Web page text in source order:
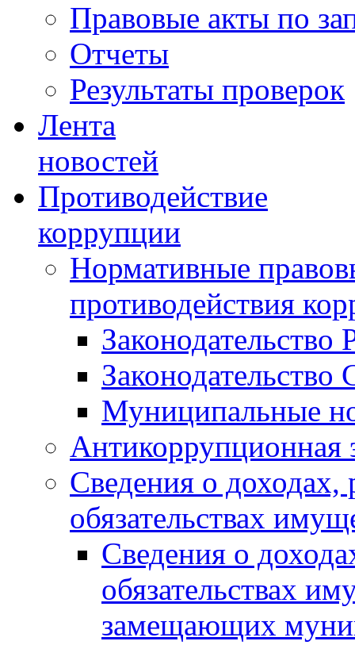
Правовые акты по
Отчеты
Результаты проверок
Лента
новостей
Противодействие
коррупции
Нормативные
противодействия
Законодательство
Муниципальные
Антикоррупционная
Сведения о доходах,
обязательствах
Сведения о
обязательствах
замещающих